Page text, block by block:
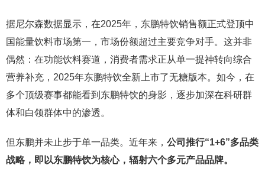
据尼尔森数据显示，在2025年，东鹏特饮销售额正式登顶中
国能量饮料市场第一，市场份额超过主要竞争对手。这并非
偶然：在功能饮料赛道，消费者需求正从单一提神转向综合
营养补充，2025年东鹏特饮全新上市了无糖版本。如今，在
多个顶级赛事都能看到东鹏特饮的身影，逐步加深在科研群
体和白领群体中的渗透。
但东鹏并未止步于单一品类。近年来， 公司推行“1+6”多品类
战略，即以东鹏特饮为核心，辐射六个多元产品品牌。